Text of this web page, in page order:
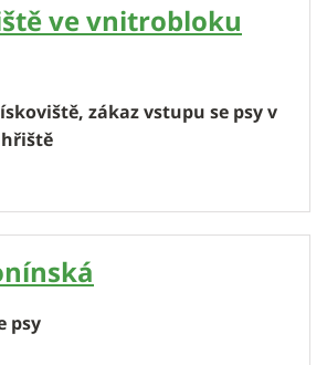
ve vnitrobloku
zákaz vstupu se psy v
psy